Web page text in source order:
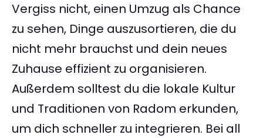
Vergiss nicht, einen Umzug als Chance
zu sehen, Dinge auszusortieren, die du
nicht mehr brauchst und dein neues
Zuhause effizient zu organisieren.
Außerdem solltest du die lokale Kultur
und Traditionen von Radom erkunden,
um dich schneller zu integrieren. Bei all